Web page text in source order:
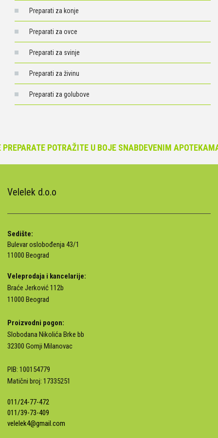
Preparati za konje
Preparati za ovce
Preparati za svinje
Preparati za živinu
Preparati za golubove
POTRAŽITE U BOJE SNABDEVENIM APOTEKAMA.
Velelek d.o.o
Sedište:
Bulevar oslobođenja 43/1
11000 Beograd
Veleprodaja i kancelarije:
Braće Jerković 112b
11000 Beograd
Proizvodni pogon:
Slobodana Nikolića Brke bb
32300 Gornji Milanovac
PIB: 100154779
Matični broj: 17335251
011/24-77-472
011/39-73-409
velelek4@gmail.com